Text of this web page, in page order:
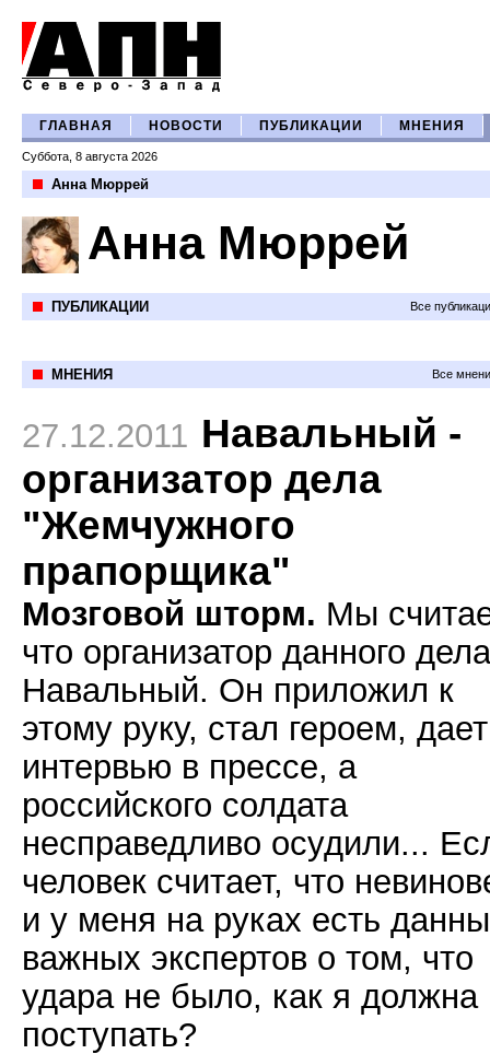
ГЛАВНАЯ НОВОСТИ ПУБЛИКАЦИИ МНЕНИЯ
Суббота, 8 августа 2026
Анна Мюррей
Анна Мюррей
ПУБЛИКАЦИИ Все
МНЕНИЯ Все
27.12.2011 Навальный -
организатор дела
"Жемчужного
прапорщика"
Мозговой шторм. Мы
что организатор данного
Навальный. Он приложил к
этому руку, стал героем, дает
интервью в прессе, а
российского солдата
несправедливо осудили...
человек считает, что
и у меня на руках есть
важных экспертов о том, что
удара не было, как я должна
поступать?